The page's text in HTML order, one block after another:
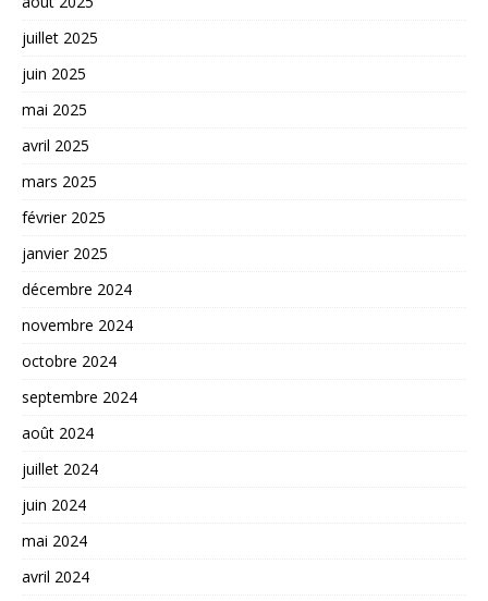
juillet 2025
juin 2025
mai 2025
avril 2025
mars 2025
février 2025
janvier 2025
décembre 2024
novembre 2024
octobre 2024
septembre 2024
août 2024
juillet 2024
juin 2024
mai 2024
avril 2024